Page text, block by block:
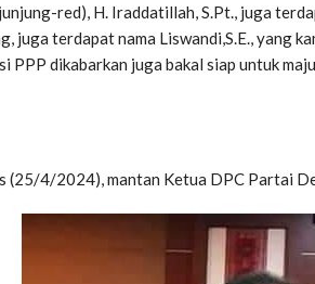
red), H. Iraddatillah, S.Pt., juga
juga terdapat nama Liswandi,S.E., yang
PPP dikabarkan juga bakal siap untuk
(25/4/2024), mantan Ketua DPC Partai